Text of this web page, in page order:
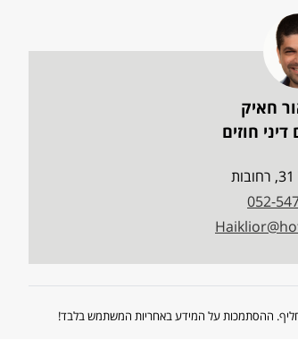
חאיק
חוזים
052-
ההסתמכות על המידע באחריות המשתמש בלבד!